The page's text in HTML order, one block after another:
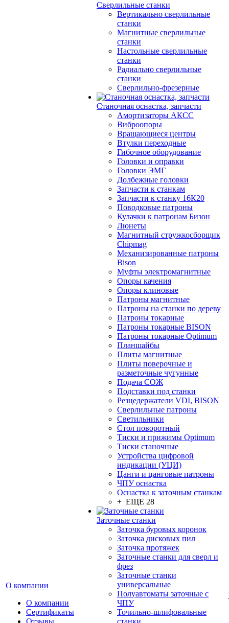
О компании
О компании
Сертификаты
Отзывы
Сверлильные станки
Вертикально сверлильные
станки
Магнитные сверлильные
станки
Настольные сверлильные
станки
Радиально сверлильные
станки
Сверлильно-фрезерные
Станочная оснастка, запчасти
Амортизаторы АКСС
Виброопоры
Вращающиеся центры
Втулки переходные
Гибочное оборудование
Головки и оправки
Головки ЭМГ
Долбежные головки
Запчасти к станкам
Запчасти к станку 16К20
Поводковые патроны
Кулачки к патронам Бизон
Люнеты
Магнитный стружкосборщик
Chipmag
Механизированные патроны
Bison
Муфты электромагнитные
Опоры качения
Опоры клиновые
Патроны магнитные
Патроны на станки по дереву
Патроны токарные
Патроны токарные BISON
Патроны токарные Optimum
Планшайбы
Плиты магнитные
Плиты поверочные и
разметочные чугунные
Подача СОЖ
Подставки под станки
Резцедержатели VDI, BISON
Сверлильные патроны
Светильники
Стол поворотный
Тиски и прижимы Optimum
Тиски станочные
Устройства цифровой
индикации (УЦИ)
Цанги и цанговые патроны
ЧПУ оснастка
Оснастка к заточным станкам
+ ЕЩЕ 28
Заточные станки
Заточка буровых коронок
Заточка дисковых пил
Заточка протяжек
Заточные станки для сверл и
фрез
Заточные станки
универсальные
Полуавтоматы заточные с
ЧПУ
Точильно-шлифовальные
станки